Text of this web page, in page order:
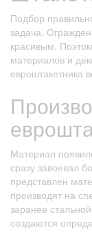
Подбор
задача.
красивым.
материалов и
евроштакетника
Материал
сразу завоевал
представлен
производят на
заранее
создаются